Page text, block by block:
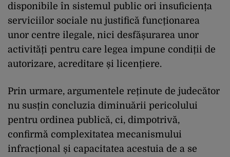
disponibile în sistemul public ori insuficiența
serviciilor sociale nu justifică funcționarea
unor centre ilegale, nici desfășurarea unor
activități pentru care legea impune condiții de
autorizare, acreditare și licențiere.
Prin urmare, argumentele reținute de judecător
nu susțin concluzia diminuării pericolului
pentru ordinea publică, ci, dimpotrivă,
confirmă complexitatea mecanismului
infracțional și capacitatea acestuia de a se